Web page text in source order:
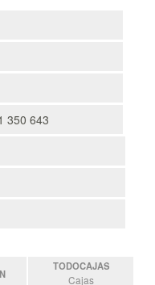
350 643
TODOCAJAS
Cajas